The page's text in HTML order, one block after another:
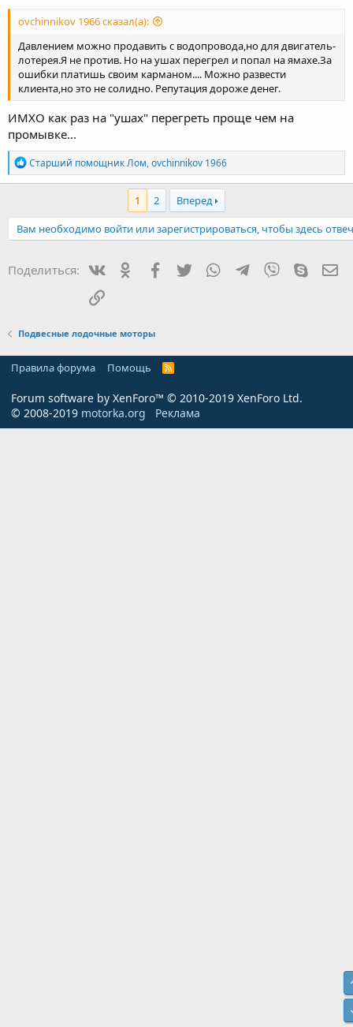
ovchinnikov 1966 сказал(а):
Давлением можно продавить с водопровода,но для двигатель-
лотерея.Я не против. Но на ушах перегрел и попал на ямахе.За
ошибки платишь своим карманом.... Можно развести
клиента,но это не солидно. Репутация дороже денег.
ИМХО как раз на "ушах" перегреть проще чем на
промывке...
Р
е
а
и
и
Старший помощник Лом,ovchinnikov 1966
1 2
Вперед
Вам необходимо войти или зарегистрироваться, чтобы здесь
Поделиться: ВконтактеОдноклассники
Facebook
TwitterWhatsAppTelegram
Viber Skype
Ссылка
Подвесные лодочные моторы
Правила форума Помощь
R
Forum software by XenForo™ © 2010-2019 XenForo Ltd.
© 2008-2019 motorka.org Реклама